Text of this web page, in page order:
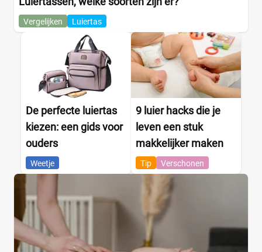
Vergelijken Luiertas
De perfecte luiertas
kiezen: een gids voor
ouders
Weetje
9 luier hacks die je
leven een stuk
makkelijker maken
Tip Verschonen